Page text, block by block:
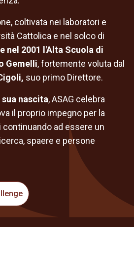
coltivata nei laboratori e
Cattolica e nel solco di
nel 2001 l'Alta Scuola di
Gemelli, fortemente voluta dal
suo primo Direttore.
nascita, ASAG celebra
il proprio impegno per la
ad essere un
spaere e persone